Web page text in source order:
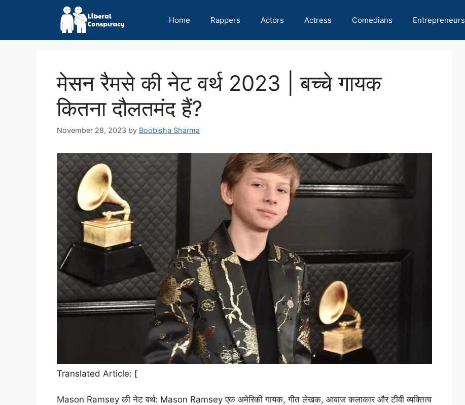
Home Rappers Actors Actress Comedians Entrepreneurs
मेसन रैमसे की नेट वर्थ 2023 | बच्चे गायक
कितना दौलतमंद हैं?
November 28, 2023 by Boobisha Sharma
Translated Article: [
Mason Ramsey की नेट वर्थ: Mason Ramsey एक अमेरिकी गायक, गीत लेखक, आवाज कलाकार और टीवी व्यक्तित्व